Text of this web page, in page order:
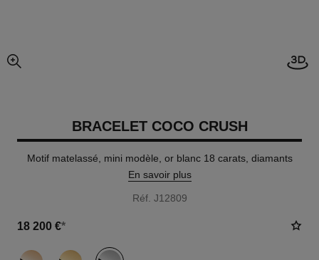
agrandissement
BRACELET COCO CRUSH
Motif matelassé, mini modèle, or blanc 18 carats, diamants
En savoir plus
Réf. J12809
18 200 €*
variante (3)